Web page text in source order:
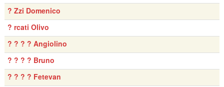
? Zzi Domenico
? rcati Olivo
? ? ? ? Angiolino
? ? ? ? Bruno
? ? ? ? Fetevan